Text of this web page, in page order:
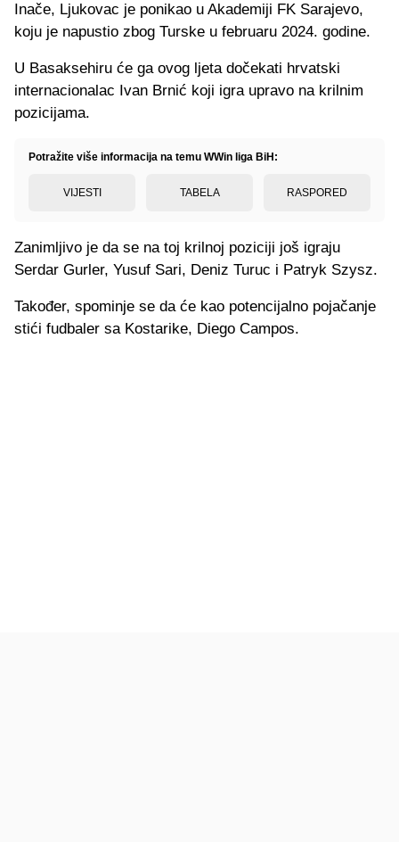
Inače, Ljukovac je ponikao u Akademiji FK Sarajevo,
koju je napustio zbog Turske u februaru 2024. godine.
U Basaksehiru će ga ovog ljeta dočekati hrvatski
internacionalac Ivan Brnić koji igra upravo na krilnim
pozicijama.
Potražite više informacija na temu WWin liga BiH:
VIJESTI TABELA RASPORED
Zanimljivo je da se na toj krilnoj poziciji još igraju
Serdar Gurler, Yusuf Sari, Deniz Turuc i Patryk Szysz.
Također, spominje se da će kao potencijalno pojačanje
stići fudbaler sa Kostarike, Diego Campos.